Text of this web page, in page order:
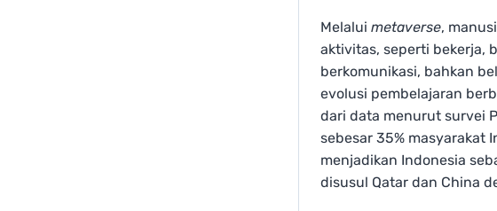
Melalui metaverse,
aktivitas, seperti bekerja,
berkomunikasi, bahkan
evolusi pembelajaran
dari data menurut survei
sebesar 35% masyarakat
menjadikan Indonesia
disusul Qatar dan China